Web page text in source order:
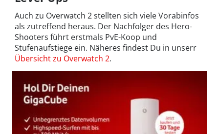
Auch zu Overwatch 2 stellten sich viele Vorabinfos
als zutreffend heraus. Der Nachfolger des Hero-
Shooters führt erstmals PvE-Koop und
Stufenaufstiege ein. Näheres findest Du in unserr
Übersicht zu Overwatch 2.